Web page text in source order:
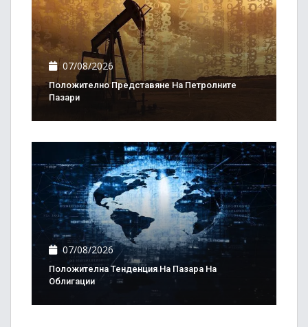
07/08/2026
Положително Представяне На Петролните
Пазари
07/08/2026
Положителна Тенденция На Пазара На
Облигации